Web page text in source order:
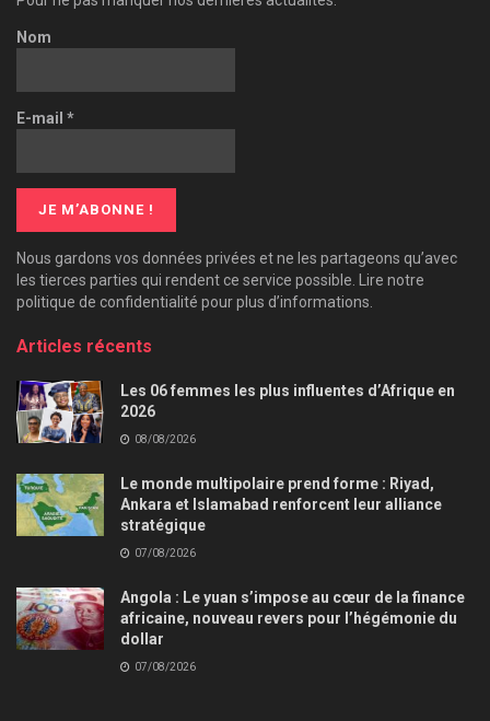
Nom
E-mail *
Nous gardons vos données privées et ne les partageons qu’avec
les tierces parties qui rendent ce service possible. Lire notre
politique de confidentialité pour plus d’informations.
Articles récents
Les 06 femmes les plus influentes d’Afrique en
2026
08/08/2026
Le monde multipolaire prend forme : Riyad,
Ankara et Islamabad renforcent leur alliance
stratégique
07/08/2026
Angola : Le yuan s’impose au cœur de la finance
africaine, nouveau revers pour l’hégémonie du
dollar
07/08/2026